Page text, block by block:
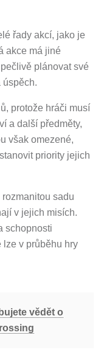
řady akcí, jako je
akce má jiné
plánovat své
úspěch.
protože hráči musí
a další předměty,
však omezené,
priority jejich
sadu
v jejich misích.
schopnosti
lze v průběhu hry
vědět o